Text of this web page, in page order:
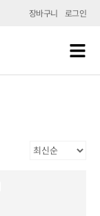
장바구니 로그인